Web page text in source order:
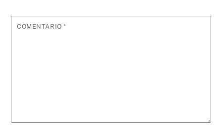
COMENTARIO*